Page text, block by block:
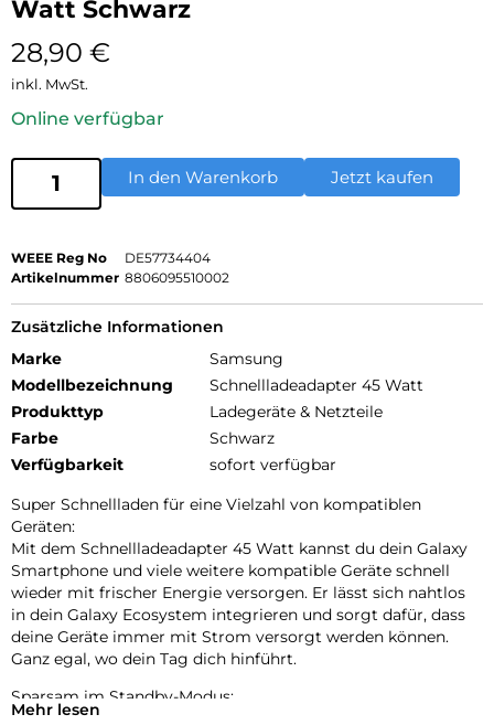
Watt Schwarz
28,90 €
inkl. MwSt.
Online verfügbar
In den Warenkorb Jetzt kaufen
WEEE Reg No
DE57734404
Artikelnummer 8806095510002
Zusätzliche Informationen
Marke
Samsung
Modellbezeichnung
Schnellladeadapter 45 Watt
Produkttyp
Ladegeräte & Netzteile
Farbe
Schwarz
Verfügbarkeit
sofort verfügbar
Super Schnellladen für eine Vielzahl von kompatiblen
Geräten:
Mit dem Schnellladeadapter 45 Watt kannst du dein Galaxy
Smartphone und viele weitere kompatible Geräte schnell
wieder mit frischer Energie versorgen. Er lässt sich nahtlos
in dein Galaxy Ecosystem integrieren und sorgt dafür, dass
deine Geräte immer mit Strom versorgt werden können.
Ganz egal, wo dein Tag dich hinführt.
Sparsam im Standby-Modus:
Der Schnellladeadapter 45 W hat einen niedrigen Standby-
Mehr lesen